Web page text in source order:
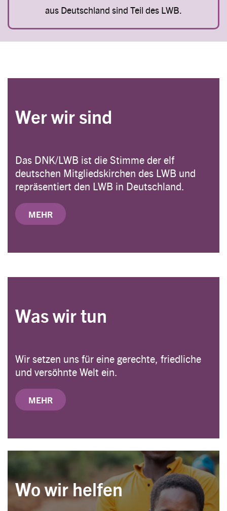
aus Deutschland sind Teil des LWB.
Wer wir sind
Das DNK/LWB ist die Stimme der elf
deutschen Mitgliedskirchen des LWB und
repräsentiert den LWB in Deutschland.
MEHR
Was wir tun
Wir setzen uns für eine gerechte, friedliche
und versöhnte Welt ein.
MEHR
Wo wir helfen